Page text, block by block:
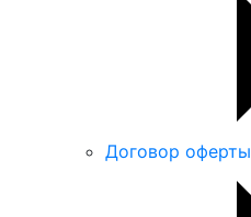
Договор оферты